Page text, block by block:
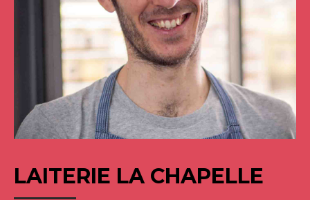
LAITERIE LA CHAPELLE